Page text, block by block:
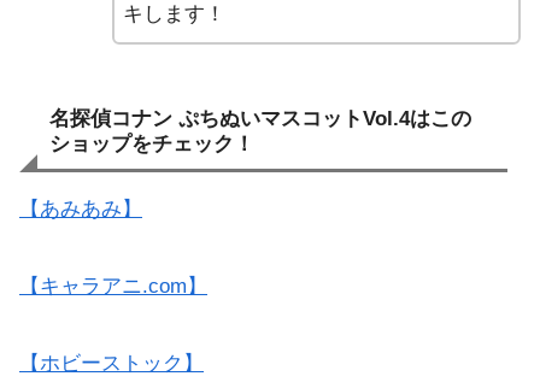
キします！
名探偵コナン ぷちぬいマスコットVol.4はこの
ショップをチェック！
【あみあみ】
【キャラアニ.com】
【ホビーストック】